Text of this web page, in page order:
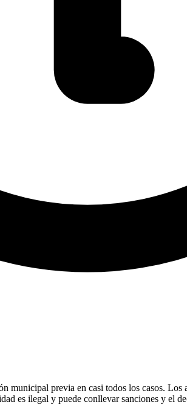
previa en casi todos los casos.
es ilegal y puede conllevar sanciones y el